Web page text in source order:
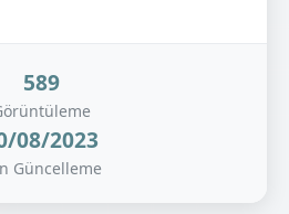
589
08/2023
Güncelleme